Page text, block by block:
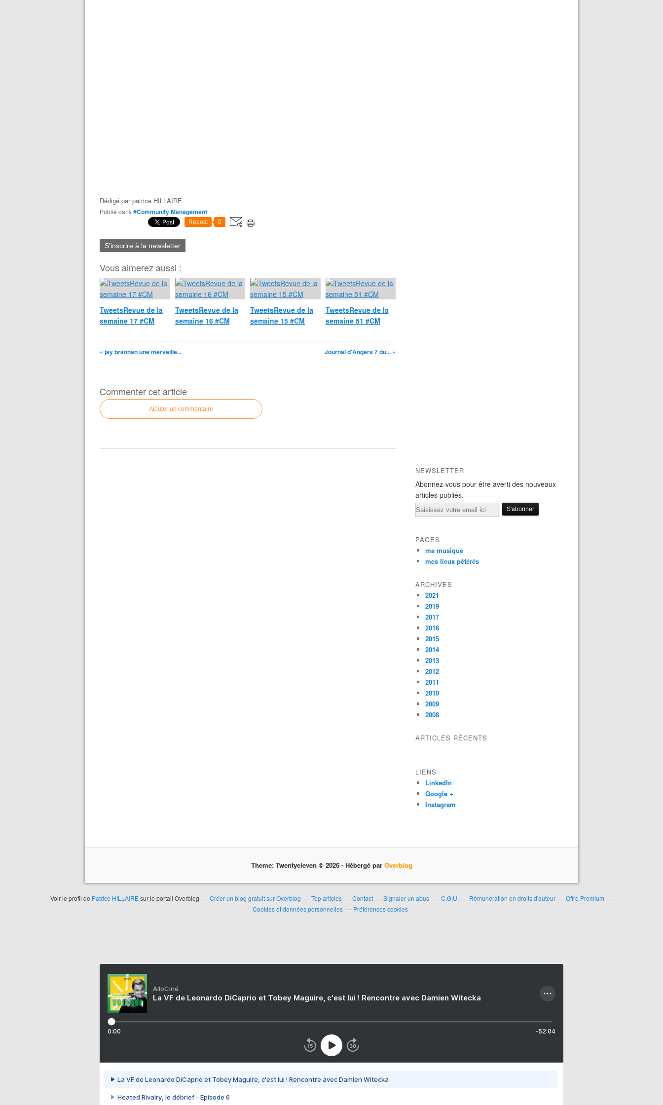
Rédigé parpatrice HILLAIRE
Publié dans#Community Management
Repost 0
S'inscrire à la newsletter
Vous aimerez aussi :
TweetsRevue de la
semaine 17 #CM
TweetsRevue de la
semaine 16 #CM
TweetsRevue de la
semaine 15 #CM
TweetsRevue de la
semaine 51 #CM
« jay brannan une merveille... Journal d'Angers 7 du... »
Commenter cet article
Ajouter un commentaire
NEWSLETTER
Abonnez-vous pour être averti des nouveaux
articles publiés.
Email
PAGES
ma musique
mes lieux péférés
ARCHIVES
2021
2019
2017
2016
2015
2014
2013
2012
2011
2010
2009
2008
ARTICLES RÉCENTS
LIENS
LinkedIn
Google +
Instagram
Theme: Twentyeleven © 2026 - Hébergé par Overblog
Voir le profil de Patrice HILLAIREsur le portail Overblog Créer un blog gratuit sur Overblog Top articles Contact Signaler un abus C.G.U. Rémunération en droits d'auteur
Offre Premium
Cookies et données personnelles
Préférences cookies
AlloCiné
La VF de Leonardo DiCaprio et Tobey Maguire, c'est lui ! Rencontre avec Damien Witecka
0:00 -52:04
La VF de Leonardo DiCaprio et Tobey Maguire, c'est lui ! Rencontre avec Damien Witecka
Heated Rivalry, le débrief - Episode 6